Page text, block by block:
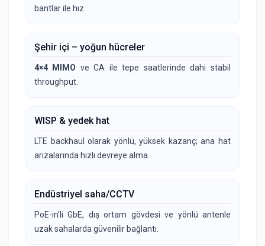
bantlar ile hız.
Şehir içi – yoğun hücreler
4×4 MIMO ve CA ile tepe saatlerinde dahi stabil
throughput.
WISP & yedek hat
LTE backhaul olarak yönlü, yüksek kazanç; ana hat
arızalarında hızlı devreye alma.
Endüstriyel saha/CCTV
PoE-in’li GbE, dış ortam gövdesi ve yönlü antenle
uzak sahalarda güvenilir bağlantı.